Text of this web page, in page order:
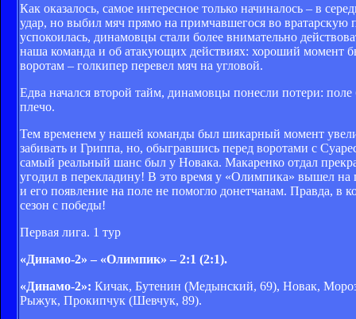
Как оказалось, самое интересное только начиналось – в
удар, но выбил мяч прямо на примчавшегося во вратарскую
успокоилась, динамовцы стали более внимательно
наша команда и об атакующих действиях: хороший момент
воротам – голкипер перевел мяч на угловой.
Едва начался второй тайм, динамовцы понесли потери:
плечо.
Тем временем у нашей команды был шикарный момент
забивать и Гриппа, но, обыгравшись перед воротами с
самый реальный шанс был у Новака. Макаренко отдал
угодил в перекладину! В это время у «Олимпика» вышел на
и его появление на поле не помогло донетчанам. Правда, в
сезон с победы!
Первая лига. 1 тур
«Динамо-2» – «Олимпик» – 2:1 (2:1).
«Динамо-2»: Кичак, Бутенин (Медынский, 69), Новак,
Рыжук, Прокипчук (Шевчук, 89).